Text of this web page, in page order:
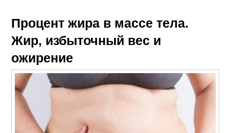
Процент жира в массе тела.
Жир, избыточный вес и
ожирение